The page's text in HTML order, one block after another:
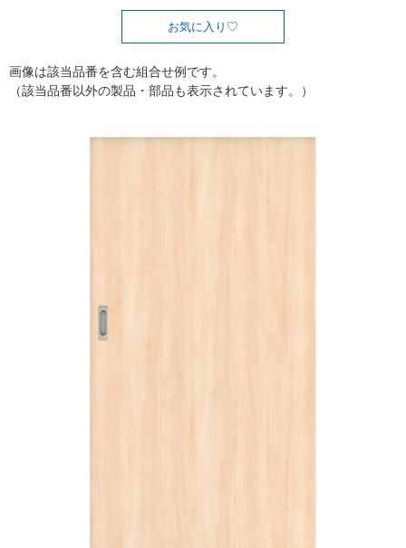
お気に入り
画像は該当品番を含む組合せ例です。
（該当品番以外の製品・部品も表示されています。）